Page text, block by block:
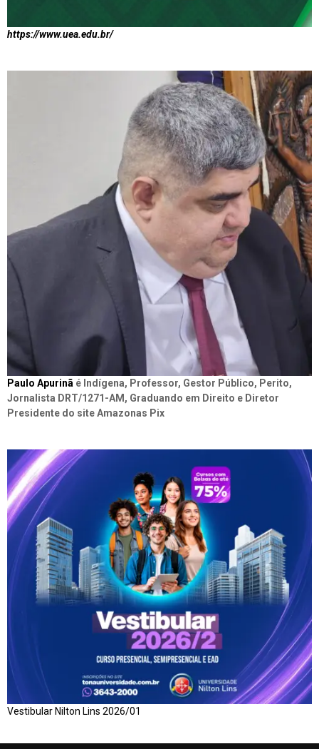
https://www.uea.edu.br/
Paulo Apurinã é Indígena, Professor, Gestor Público, Perito,
Jornalista DRT/1271-AM, Graduando em Direito e Diretor
Presidente do site Amazonas Pix
Vestibular Nilton Lins 2026/01